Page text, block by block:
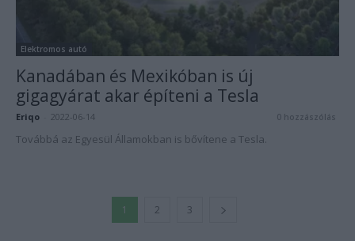
Elektromos autó
Kanadában és Mexikóban is új
gigagyárat akar építeni a Tesla
Eriqo 2022-06-14 0 hozzászólás
Továbbá az Egyesül Államokban is bővítene a Tesla.
1 2 3